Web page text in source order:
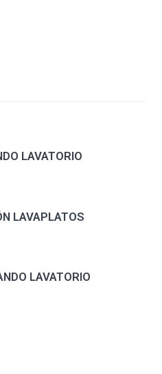
LAVATORIO
LAVAPLATOS
LAVATORIO